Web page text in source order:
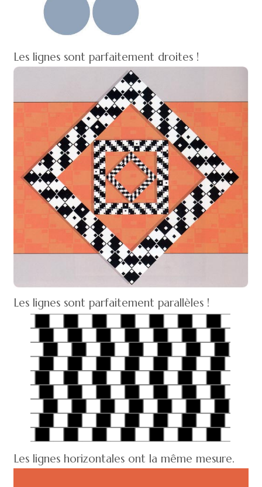
Les lignes sont parfaitement droites !
Les lignes sont parfaitement parallèles !
Les lignes horizontales ont la même mesure.